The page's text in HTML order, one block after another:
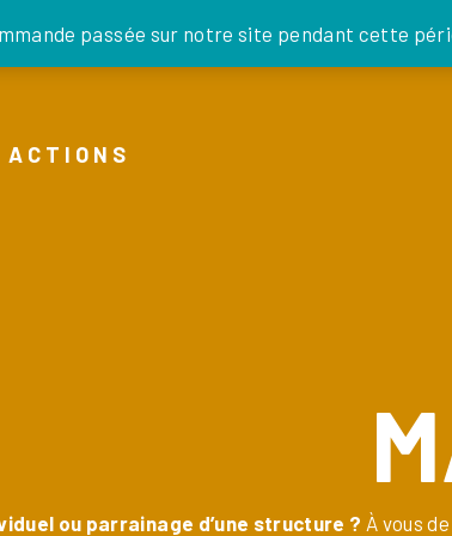
passée sur notre site pendant cette
JE DONNE
ACTIONS
ou parrainage d’une structure ? À vous